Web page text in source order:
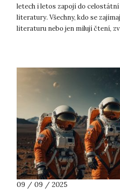
letech i letos zapojí do celostátní
literatury. Všechny, kdo se
literaturu nebo jen milují čtení,
09 / 09 / 2025